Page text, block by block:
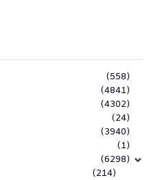
(558)
(4841)
(4302)
(24)
(3940)
(1)
(6298)
(214)